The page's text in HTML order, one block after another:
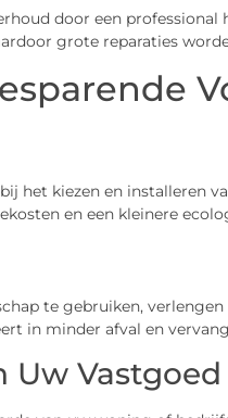
door een professional
grote reparaties
het kiezen en installeren
en een kleinere
te gebruiken,
in minder afval en
Uw Vastgoed